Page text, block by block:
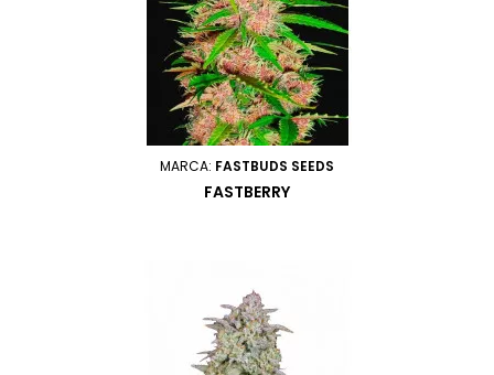
MARCA: FASTBUDS SEEDS
FASTBERRY